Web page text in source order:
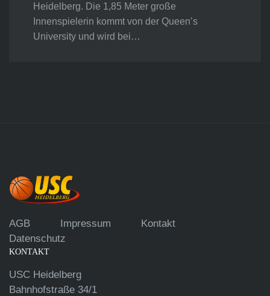
Heidelberg. Die 1,85 Meter große
Innenspielerin kommt von der Queen’s
University und wird bei…
AGB Impressum
Kontakt
Datenschutz
KONTAKT
USC Heidelberg
Bahnhofstraße 34/1